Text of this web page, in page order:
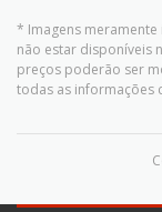
* Imagens
não estar disponíveis
preços poderão ser
todas as informações